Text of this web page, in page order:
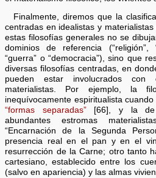
Finalmente, diremos que la
centradas en idealistas y
estas filosofías generales no se
dominios de referencia (“religión”,
“guerra” o “democracia”), sino que
diversas filosofías centradas, en
pueden estar involucrados con
materialistas. Por ejemplo, la
inequívocamente espiritualista
“formas separadas”[66], y la de
abundantes estromas
“Encarnación de la Segunda
presencia real en el pan y en el
resurrección de la Carne; otro tanto
cartesiano, establecido entre los
(salvo en apariencia) y las almas